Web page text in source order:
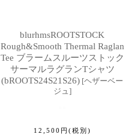
blurhmsROOTSTOCK
Rough&Smooth Thermal Raglan
Tee ブラームスルーツストック
サーマルラグランTシャツ
(bROOTS24S21S26) [ヘザーベー
ジュ ]
12,500 円 (税別)